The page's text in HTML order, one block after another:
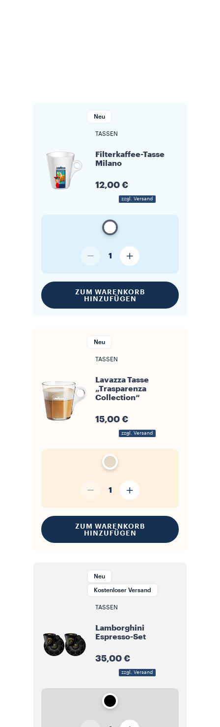
Neu
TASSEN
Filterkaffee-Tasse
Milano
12,00 €
zzgl. Versand
1
ZUM WARENKORB
HINZUFÜGEN
Neu
TASSEN
Lavazza Tasse
„Trasparenza
Collection“
15,00 €
zzgl. Versand
1
ZUM WARENKORB
HINZUFÜGEN
Neu
Kostenloser Versand
TASSEN
Lamborghini
Espresso-Set
35,00 €
zzgl. Versand